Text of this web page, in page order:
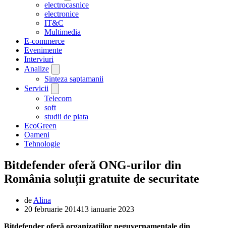
electrocasnice
electronice
IT&C
Multimedia
E-commerce
Evenimente
Interviuri
Analize
Sinteza saptamanii
Servicii
Telecom
soft
studii de piata
EcoGreen
Oameni
Tehnologie
Bitdefender oferă ONG-urilor din
România soluții gratuite de securitate
de Alina
20 februarie 201413 ianuarie 2023
Bitdefender oferă organizațiilor neguvernamentale din